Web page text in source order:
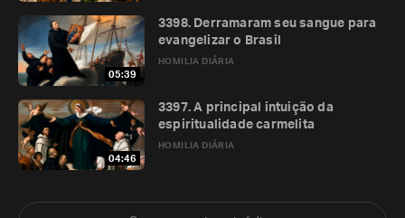
05:39
HOMILIA DIÁRIA
3398. Derramaram seu sangue para
evangelizar o Brasil
04:46
HOMILIA DIÁRIA
3397. A principal intuição da
espiritualidade carmelita